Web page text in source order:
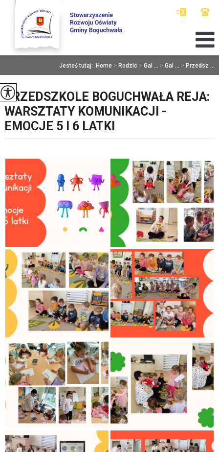
Jesteś tutaj: Home > Rodzic > Gal ... > Gal ... > Przedsz ...
PRZEDSZKOLE BOGUCHWAŁA REJA:
WARSZTATY KOMUNIKACJI -
EMOCJE 5 I 6 LATKI